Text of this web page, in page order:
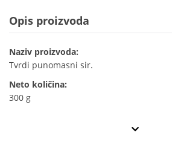
Opis proizvoda
Naziv proizvoda:
Tvrdi punomasni sir.
Neto količina:
300 g